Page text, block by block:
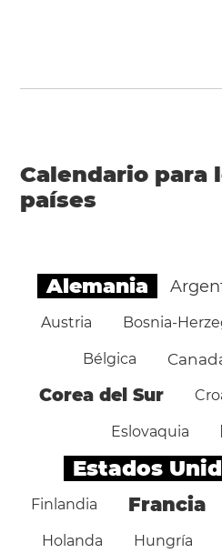
Calendario para
países
Alemania
Austria Bosnia-
Bélgica
Corea del Sur
Eslovaquia
Estados
Finlandia Francia
Holanda Hungría